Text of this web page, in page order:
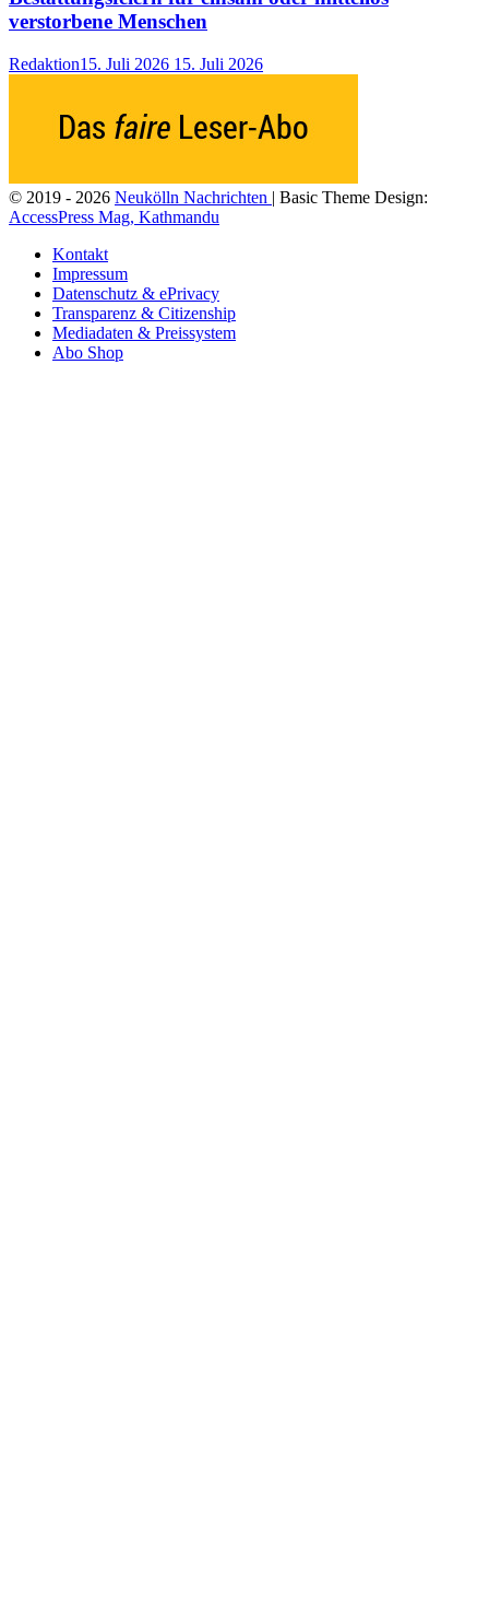
verstorbene Menschen
Redaktion15. Juli 2026 15. Juli 2026
© 2019 - 2026 Neukölln Nachrichten | Basic Theme Design:
AccessPress Mag, Kathmandu
Kontakt
Impressum
Datenschutz & ePrivacy
Transparenz & Citizenship
Mediadaten & Preissystem
Abo Shop